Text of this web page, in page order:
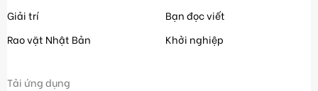
Giải trí
Rao vặt Nhật Bản
Bạn đọc viết
Khởi nghiệp
Tải ứng dụng